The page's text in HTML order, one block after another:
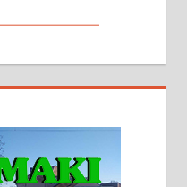
уз другу.
централно
дрва. Две